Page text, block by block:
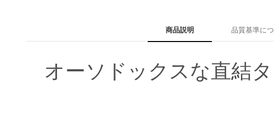
商品説明
オーソドックスな直結
品質基準に